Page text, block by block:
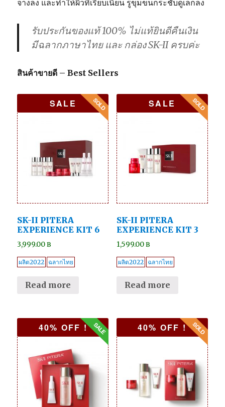
จางลง และทำให้ผิวที่เรียบเนียน รูขุมขนกระชับดูเล็กลง
รับประกันของแท้ 100% ไม่แท้ยินดีคืนเงิน
มีฉลากภาษาไทย และ กล่อง SK-II ครบค่ะ
สินค้าขายดี – Best Sellers
SALE
SK-II PITERA
EXPERIENCE KIT 6
3,999.00฿
ผลิต2022 ฉลากไทย
Read more
SALE
SK-II PITERA
EXPERIENCE KIT 3
1,599.00฿
ผลิต2022 ฉลากไทย
Read more
40% OFF ! 40% OFF !